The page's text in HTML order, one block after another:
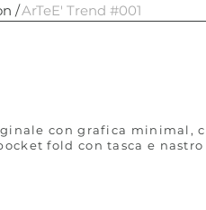
/ArTeE' Trend #001
con grafica minimal,
fold con tasca e